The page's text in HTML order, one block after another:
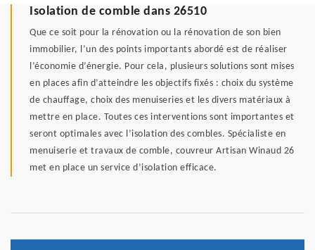
Isolation de comble dans 26510
Que ce soit pour la rénovation ou la rénovation de son bien
immobilier, l’un des points importants abordé est de réaliser
l’économie d’énergie. Pour cela, plusieurs solutions sont mises
en places afin d’atteindre les objectifs fixés : choix du système
de chauffage, choix des menuiseries et les divers matériaux à
mettre en place. Toutes ces interventions sont importantes et
seront optimales avec l’isolation des combles. Spécialiste en
menuiserie et travaux de comble, couvreur Artisan Winaud 26
met en place un service d’isolation efficace.